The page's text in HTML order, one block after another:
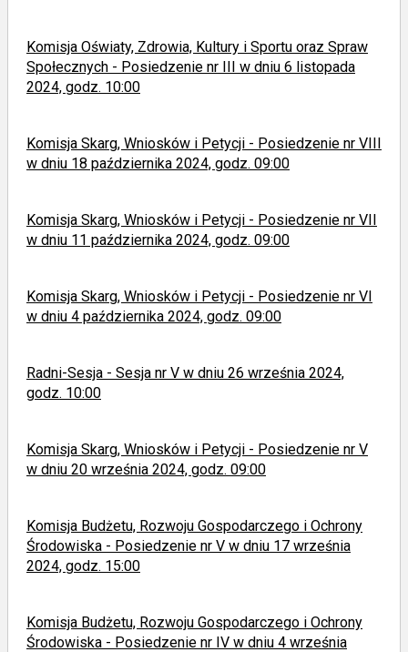
Komisja Oświaty, Zdrowia, Kultury i Sportu oraz Spraw
Społecznych - Posiedzenie nr III w dniu 6 listopada
2024, godz. 10:00
Komisja Skarg, Wniosków i Petycji - Posiedzenie nr VIII
w dniu 18 października 2024, godz. 09:00
Komisja Skarg, Wniosków i Petycji - Posiedzenie nr VII
w dniu 11 października 2024, godz. 09:00
Komisja Skarg, Wniosków i Petycji - Posiedzenie nr VI
w dniu 4 października 2024, godz. 09:00
Radni-Sesja - Sesja nr V w dniu 26 września 2024,
godz. 10:00
Komisja Skarg, Wniosków i Petycji - Posiedzenie nr V
w dniu 20 września 2024, godz. 09:00
Komisja Budżetu, Rozwoju Gospodarczego i Ochrony
Środowiska - Posiedzenie nr V w dniu 17 września
2024, godz. 15:00
Komisja Budżetu, Rozwoju Gospodarczego i Ochrony
Środowiska - Posiedzenie nr IV w dniu 4 września